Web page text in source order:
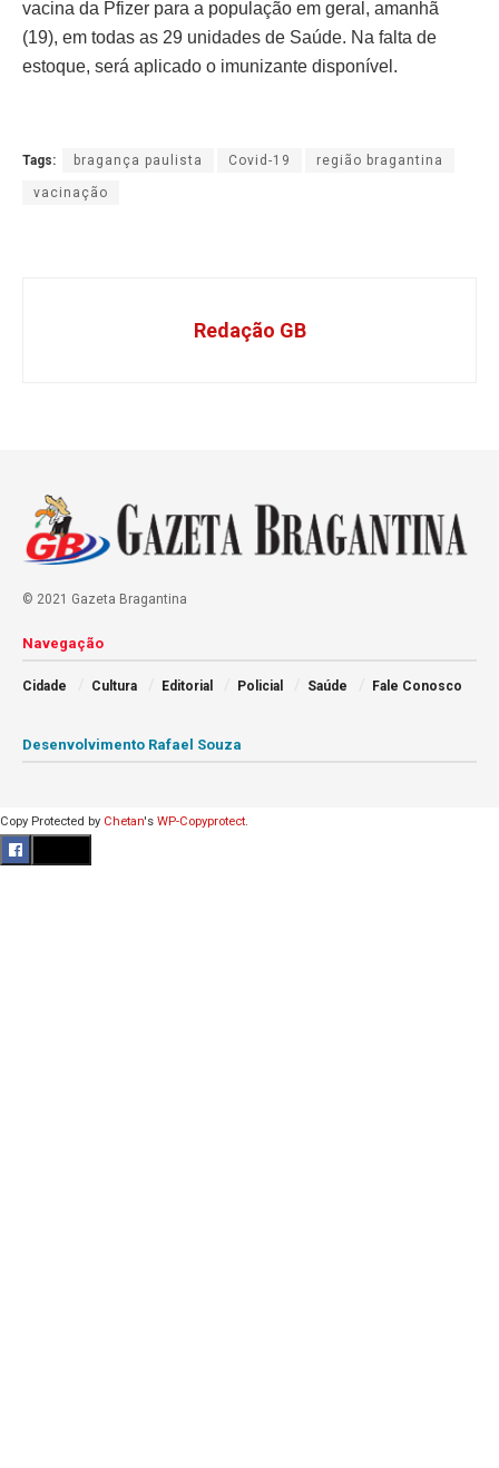
vacina da Pfizer para a população em geral, amanhã
(19), em todas as 29 unidades de Saúde. Na falta de
estoque, será aplicado o imunizante disponível.
Tags: bragança paulista Covid-19 região bragantina
vacinação
Redação GB
© 2021 Gazeta Bragantina
Navegação
Cidade Cultura Editorial Policial Saúde Fale Conosco
Desenvolvimento Rafael Souza
Copy Protected by Chetan's WP-Copyprotect.